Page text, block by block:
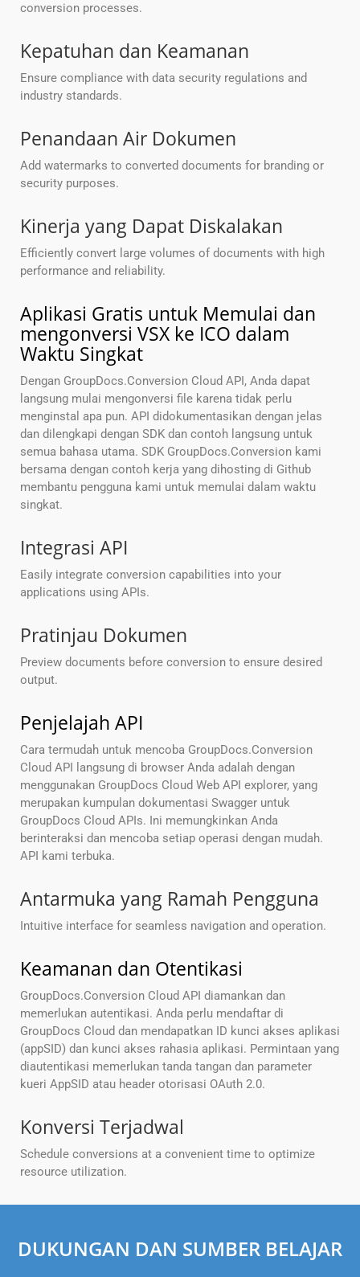
conversion processes.
Kepatuhan dan Keamanan
Ensure compliance with data security regulations and
industry standards.
Penandaan Air Dokumen
Add watermarks to converted documents for branding or
security purposes.
Kinerja yang Dapat Diskalakan
Efficiently convert large volumes of documents with high
performance and reliability.
Aplikasi Gratis untuk Memulai dan
mengonversi VSX ke ICO dalam
Waktu Singkat
Dengan GroupDocs.Conversion Cloud API, Anda dapat
langsung mulai mengonversi file karena tidak perlu
menginstal apa pun. API didokumentasikan dengan jelas
dan dilengkapi dengan SDK dan contoh langsung untuk
semua bahasa utama. SDK GroupDocs.Conversion kami
bersama dengan contoh kerja yang dihosting di Github
membantu pengguna kami untuk memulai dalam waktu
singkat.
Integrasi API
Easily integrate conversion capabilities into your
applications using APIs.
Pratinjau Dokumen
Preview documents before conversion to ensure desired
output.
Penjelajah API
Cara termudah untuk mencoba GroupDocs.Conversion
Cloud API langsung di browser Anda adalah dengan
menggunakan GroupDocs Cloud Web API explorer, yang
merupakan kumpulan dokumentasi Swagger untuk
GroupDocs Cloud APIs. Ini memungkinkan Anda
berinteraksi dan mencoba setiap operasi dengan mudah.
API kami terbuka.
Antarmuka yang Ramah Pengguna
Intuitive interface for seamless navigation and operation.
Keamanan dan Otentikasi
GroupDocs.Conversion Cloud API diamankan dan
memerlukan autentikasi. Anda perlu mendaftar di
GroupDocs Cloud dan mendapatkan ID kunci akses aplikasi
(appSID) dan kunci akses rahasia aplikasi. Permintaan yang
diautentikasi memerlukan tanda tangan dan parameter
kueri AppSID atau header otorisasi OAuth 2.0.
Konversi Terjadwal
Schedule conversions at a convenient time to optimize
resource utilization.
DUKUNGAN DAN SUMBER BELAJAR